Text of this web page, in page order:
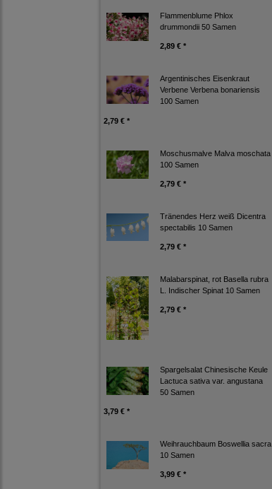
Flammenblume Phlox
drummondii 50 Samen
2,89 € *
Argentinisches Eisenkraut
Verbene Verbena bonariensis
100 Samen
2,79 € *
Moschusmalve Malva moschata
100 Samen
2,79 € *
Tränendes Herz weiß Dicentra
spectabilis 10 Samen
2,79 € *
Malabarspinat, rot Basella rubra
L. Indischer Spinat 10 Samen
2,79 € *
Spargelsalat Chinesische Keule
Lactuca sativa var. angustana
50 Samen
3,79 € *
Weihrauchbaum Boswellia sacra
10 Samen
3,99 € *